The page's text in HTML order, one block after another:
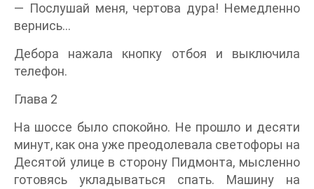
— Послушай меня, чертова дура! Немедленно
вернись...
Дебора нажала кнопку отбоя и выключила
телефон.
Глава 2
На шоссе было спокойно. Не прошло и десяти
минут, как она уже преодолевала светофоры на
Десятой улице в сторону Пидмонта, мысленно
готовясь укладываться спать. Машину на